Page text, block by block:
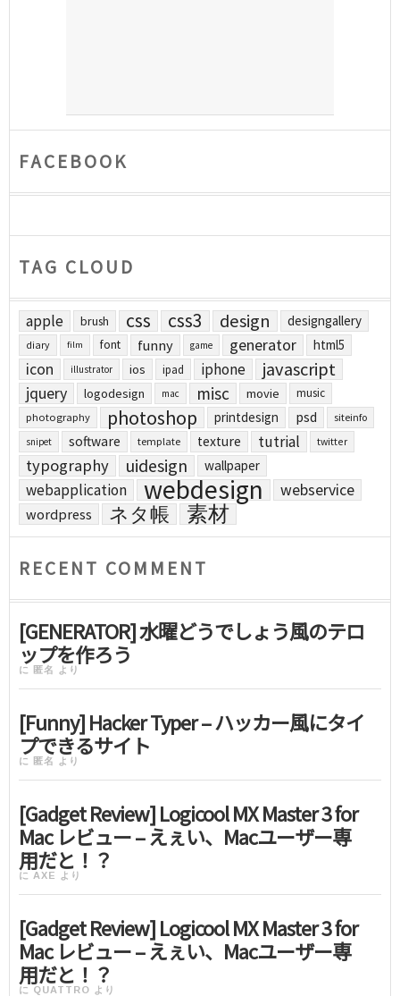
FACEBOOK
TAG CLOUD
apple brush css css3 design designgallery
diary film font funny game generator html5
icon illustrator ios ipad iphone javascript
jquery logodesign mac misc movie music
photography photoshop printdesign psd siteinfo
snipet software template texture tutrial twitter
typography uidesign wallpaper
webapplication webdesign webservice
wordpress ネタ帳 素材
RECENT COMMENT
[GENERATOR] 水曜どうでしょう風のテロ
ップを作ろう
に 匿名 より
[Funny] Hacker Typer – ハッカー風にタイ
プできるサイト
に 匿名 より
[Gadget Review] Logicool MX Master 3 for
Mac レビュー – えぇい、Macユーザー専
用だと！？
に AXE より
[Gadget Review] Logicool MX Master 3 for
Mac レビュー – えぇい、Macユーザー専
用だと！？
に QUATTRO より